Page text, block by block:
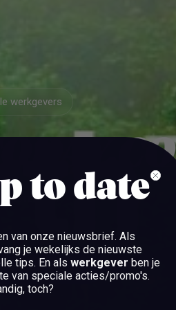
werkgevers
AMSTERDAM
VACATURES
to date
van onze nieuwsbrief. Als
je wekelijks de nieuwste
tips. En als werkgever ben je
van speciale acties/promo's.
toch?